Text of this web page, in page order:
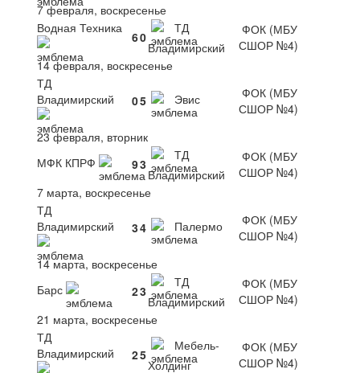
7 февраля, воскресенье
Водная Техника
60
ТД
Владимирский
ФОК (МБУ
СШОР №4)
14 февраля, воскресенье
ТД
Владимирский
05 Эвис
ФОК (МБУ
СШОР №4)
23 февраля, вторник
МФК КПРФ
93
ТД
Владимирский
ФОК (МБУ
СШОР №4)
7 марта, воскресенье
ТД
Владимирский
34 Палермо
ФОК (МБУ
СШОР №4)
14 марта, воскресенье
Барс
23
ТД
Владимирский
ФОК (МБУ
СШОР №4)
21 марта, воскресенье
ТД
Владимирский
25
Мебель-
Холдинг
ФОК (МБУ
СШОР №4)